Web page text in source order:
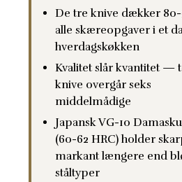
De tre knive dækker
alle skæreopgaver i et
hverdagskøkken
Kvalitet slår kvantitet —
knive overgår seks
middelmådige
Japansk VG-10
(60-62 HRC) holder
markant længere end
ståltyper